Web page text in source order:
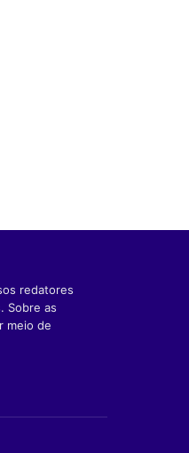
redatores
Sobre as
meio de